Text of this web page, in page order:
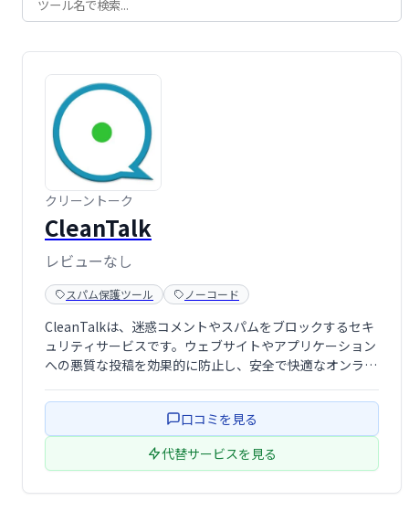
クリーントーク
CleanTalk
レビューなし
スパム保護ツール ノーコード
CleanTalkは、迷惑コメントやスパムをブロックするセキ
ュリティサービスです。ウェブサイトやアプリケーション
への悪質な投稿を効果的に防止し、安全で快適なオンライ
口コミを見る
代替サービスを見る